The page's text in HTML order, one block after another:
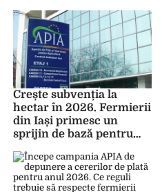
vreau să primesc
adeverința”
Crește subvenția la
hectar în 2026. Fermierii
din Iași primesc un
sprijin de bază pentru
sustenabilității